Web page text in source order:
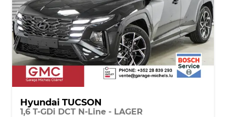
Hyundai TUCSON
1,6 T-GDi DCT N-Line - LAGER